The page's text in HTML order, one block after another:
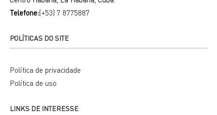
Telefone:(+53) 7 8775887
POLÍTICAS DO SITE
Política de privacidade
Política de uso
LINKS DE INTERESSE